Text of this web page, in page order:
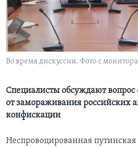
Learning English
СОЦИАЛЬНЫЕ СЕТИ
Языки
Во время дискуссии. Фото с
Специалисты обсуждают вопрос
от замораживания российских
конфискации
Неспровоцированная путинская